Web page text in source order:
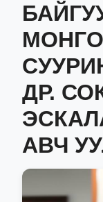
ДР.
АВЧ